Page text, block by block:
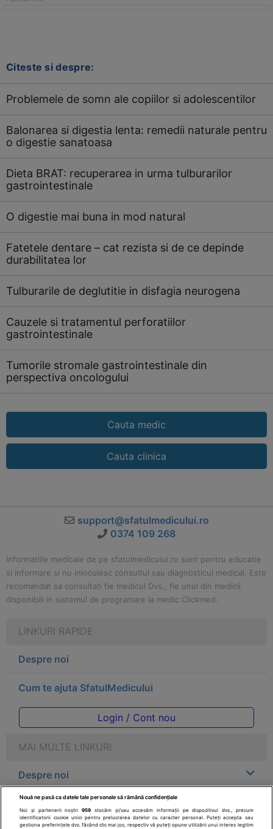
Citeste si despre:
Problemele de somn ale copiilor si adolescentilor
Balonarea si digestia lenta: remedii naturale pentru
o digestie sanatoasa
Dieta BRAT: recuperarea in urma tulburarilor
gastrointestinale
O digestie mai buna in mod natural
Fatetele dentare – cat rezista si de ce depinde
durabilitatea lor
Tulburarile de deglutitie in disfagia neurogena
Cauzele si tratamentul perforatiilor
gastrointestinale
Tumorile stromale gastrointestinale din
perspectiva oncologului
Cauta medic
Cauta clinica
support@sfatulmedicului.ro
0374 109 268
Informatiile medicale de pe sfatulmedicului.ro sunt pentru educatie
si informare si nu inlocuiesc consultul sau diagnosticul medical. Este
recomandat sa consultati fie medicul Dvs., fie unul din medicii
disponibili in sistemul de programare la medic Clickmed.
LINKURI RAPIDE
Despre noi
Cum te ajuta SfatulMedicului
Login / Cont nou
MAI MULTE LINKURI
Despre noi
Legal
Nouă ne pasă ca datele tale personale să rămână confidențiale
Noi și partenerii noștri959 stocăm și/sau accesăm informații pe dispozitivul dvs., precum
identificatorii cookie unici pentru prelucrarea datelor cu caracter personal. Puteți accepta sau
gestiona preferințele dvs. făcând clic mai jos, respectiv vă puteți opune utilizării unui interes legitim